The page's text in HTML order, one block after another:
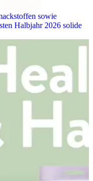
sowie
Halbjahr 2026 solide